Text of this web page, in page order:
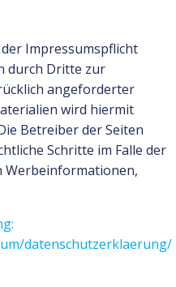
Impressumspflicht
durch Dritte zur
angeforderter
wird hiermit
Betreiber der Seiten
Schritte im Falle der
Werbeinformationen,
datenschutzerklaerung/